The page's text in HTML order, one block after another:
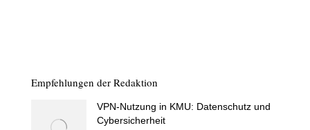
Empfehlungen der Redaktion
VPN-Nutzung in KMU: Datenschutz und
Cybersicherheit